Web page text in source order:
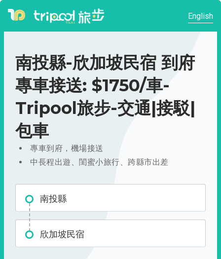
English
南投縣-欣加坡民宿 到府
專車接送: $1750/車-
Tripool旅步-交通|接駁|
包車
專車到府，機場接送
中長程出遊、閨蜜小旅行、跨縣市出差
南投縣
欣加坡民宿